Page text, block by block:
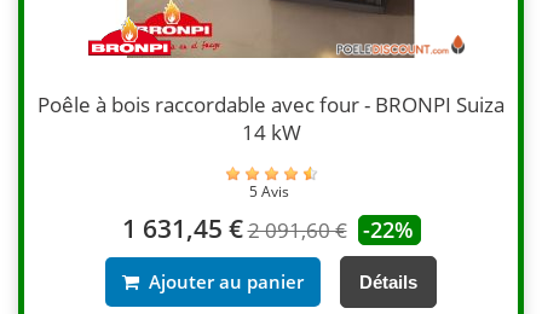
Poêle à bois raccordable avec four - BRONPI Suiza
14 kW
5 Avis
1 631,45 €2 091,60 € -22%
Ajouter au panier Détails